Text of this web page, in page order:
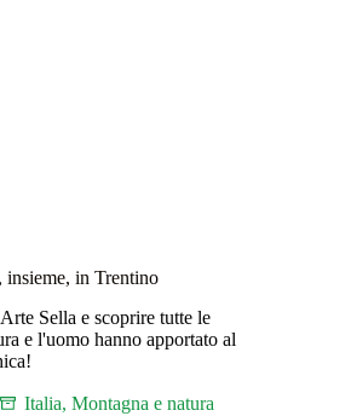
insieme, in Trentino
Sella e scoprire tutte le
e l'uomo hanno apportato al
Italia, Montagna e natura